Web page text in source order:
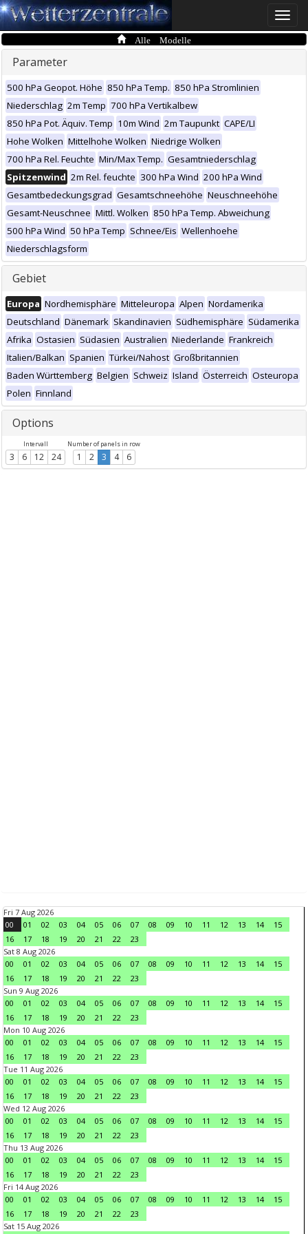
Toggle
Alle Modelle
Parameter
500 hPa Geopot. Höhe 850 hPa Temp. 850 hPa Stromlinien
Niederschlag 2m Temp 700 hPa Vertikalbew
850 hPa Pot. Äquiv. Temp 10m Wind 2m Taupunkt CAPE/LI
Hohe Wolken Mittelhohe Wolken Niedrige Wolken
700 hPa Rel. Feuchte Min/Max Temp. Gesamtniederschlag
Spitzenwind 2m Rel. feuchte 300 hPa Wind 200 hPa Wind
Gesamtbedeckungsgrad Gesamtschneehöhe Neuschneehöhe
Gesamt-Neuschnee Mittl. Wolken 850 hPa Temp. Abweichung
500 hPa Wind 50 hPa Temp Schnee/Eis Wellenhoehe
Niederschlagsform
Gebiet
Europa Nordhemisphäre Mitteleuropa Alpen Nordamerika
Deutschland Dänemark Skandinavien Südhemisphäre Südamerika
Afrika Ostasien Südasien Australien Niederlande Frankreich
Italien/Balkan Spanien Türkei/Nahost Großbritannien
Baden Württemberg Belgien Schweiz Island Österreich Osteuropa
Polen Finnland
Options
Intervall
3 6 12 24
Number of panels in row
1 2 3 4 6
Fri 7 Aug 2026
00
01 02 03 04 05 06 07 08 09 10 11 12 13 14
15
16
17 18 19 20 21 22
23
Sat 8 Aug 2026
00
01 02 03 04 05 06 07 08 09 10 11 12 13 14
15
16
17 18 19 20 21 22
23
Sun 9 Aug 2026
00
01 02 03 04 05 06 07 08 09 10 11 12 13 14
15
16
17 18 19 20 21 22
23
Mon 10 Aug 2026
00
01 02 03 04 05 06 07 08 09 10 11 12 13 14
15
16
17 18 19 20 21 22
23
Tue 11 Aug 2026
00
01 02 03 04 05 06 07 08 09 10 11 12 13 14
15
16
17 18 19 20 21 22
23
Wed 12 Aug 2026
00
01 02 03 04 05 06 07 08 09 10 11 12 13 14
15
16
17 18 19 20 21 22
23
Thu 13 Aug 2026
00
01 02 03 04 05 06 07 08 09 10 11 12 13 14
15
16
17 18 19 20 21 22
23
Fri 14 Aug 2026
00
01 02 03 04 05 06 07 08 09 10 11 12 13 14
15
16
17 18 19 20 21 22
23
Sat 15 Aug 2026